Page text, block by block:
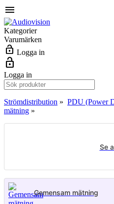
menu
Kategorier
Varumärken
lock_open Logga in
lock_open
Logga in
Strömdistribution » PDU (Power
mätning »
Se
Gemensam mätning